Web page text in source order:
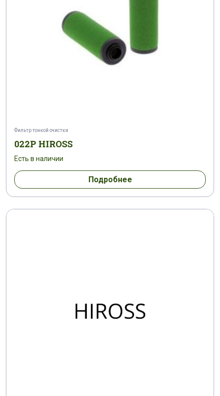
Фильтр тонкой очистки
022P HIROSS
Есть в наличии
Подробнее